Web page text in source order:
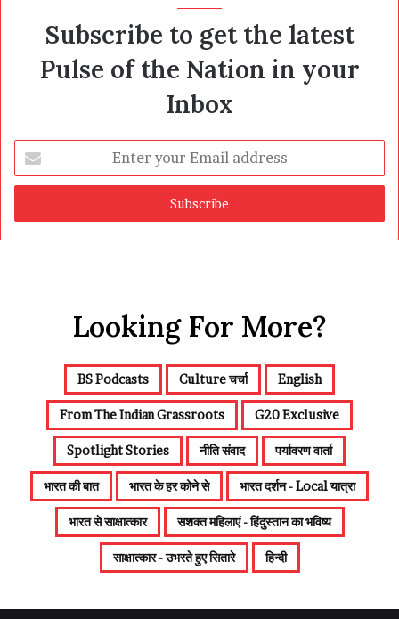
Subscribe to get the latest
Pulse of the Nation in your
Inbox
your
Email
Looking For More?
BS Podcasts Culture चर्चा English
From The Indian Grassroots G20 Exclusive
Spotlight Stories नीति संवाद पर्यावरण वार्ता
भारत की बात भारत के हर कोने से भारत दर्शन - Local यात्रा
भारत से साक्षात्कार सशक्त महिलाएं - हिंदुस्तान का भविष्य
साक्षात्कार - उभरते हुए सितारे हिन्दी